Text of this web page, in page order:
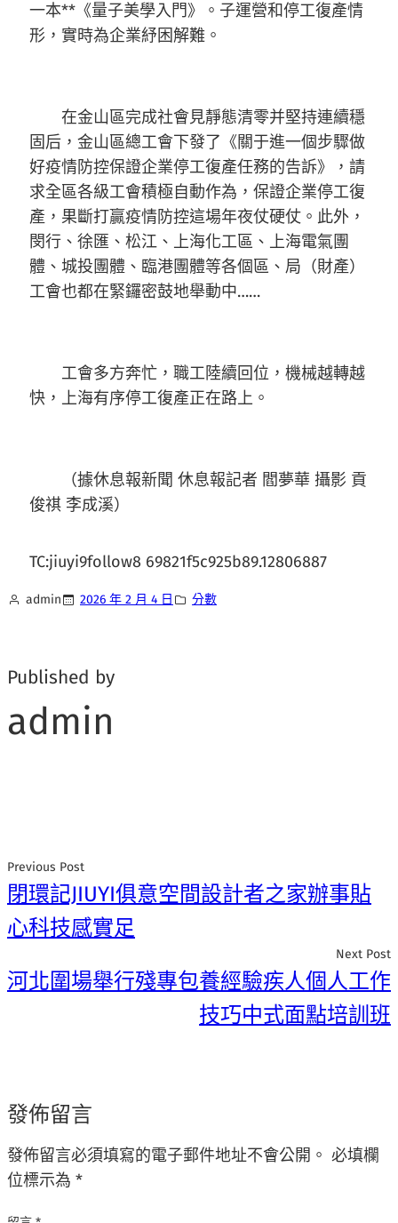
一本**《量子美學入門》。子運營和停工復產情
形，實時為企業紓困解難。
在金山區完成社會見靜態清零并堅持連續穩
固后，金山區總工會下發了《關于進一個步驟做
好疫情防控保證企業停工復產任務的告訴》，請
求全區各級工會積極自動作為，保證企業停工復
產，果斷打贏疫情防控這場年夜仗硬仗。此外，
閔行、徐匯、松江、上海化工區、上海電氣團
體、城投團體、臨港團體等各個區、局（財產）
工會也都在緊鑼密鼓地舉動中……
工會多方奔忙，職工陸續回位，機械越轉越
快，上海有序停工復產正在路上。
（據休息報新聞 休息報記者 閻夢華 攝影 貢
俊祺 李成溪）
TC:jiuyi9follow8 69821f5c925b89.12806887
admin 2026 年 2 月 4 日 分數
Published by
admin
Previous Post
閉環記JIUYI俱意空間設計者之家辦事貼
心科技感實足
Next Post
河北圍場舉行殘專包養經驗疾人個人工作
技巧中式面點培訓班
發佈留言
發佈留言必須填寫的電子郵件地址不會公開。 必填欄
位標示為 *